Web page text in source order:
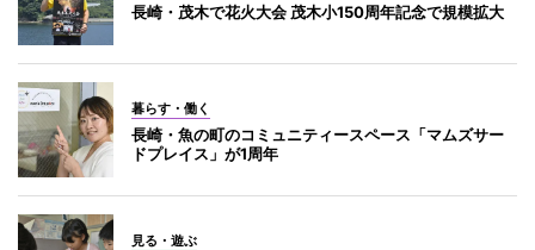
長崎・茂木で花火大会 茂木小150周年記念で規模拡大
暮らす・働く
長崎・魚の町のコミュニティースペース「マムズサー
ドプレイス」が1周年
見る・遊ぶ